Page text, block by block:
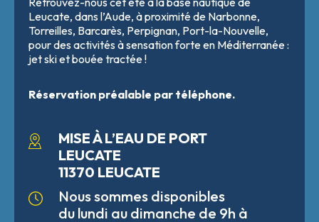
Leucate, dans l’Aude, à proximité de Narbonne,
Torreilles, Barcarès, Perpignan, Port-la-Nouvelle,
pour des activités à sensation forte en Méditerranée :
jet ski et bouée tractée !
Réservation préalable par téléphone.
MISE À L’EAU DE PORT
LEUCATE
11370 LEUCATE
Nous sommes disponibles
du lundi au dimanche de 9h à